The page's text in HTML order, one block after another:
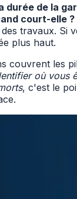
durée de la
court-elle ?
travaux. Si
plus haut.
couvrent les
où vous
, c'est le